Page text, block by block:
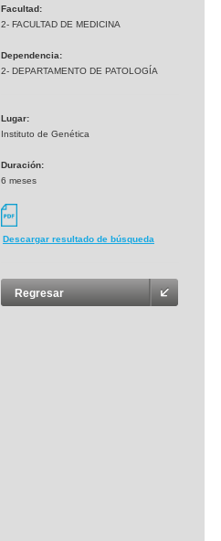
Facultad:
2- FACULTAD DE MEDICINA
Dependencia:
2- DEPARTAMENTO DE PATOLOGÍA
Lugar:
Instituto de Genética
Duración:
6 meses
Descargar resultado de búsqueda
Regresar